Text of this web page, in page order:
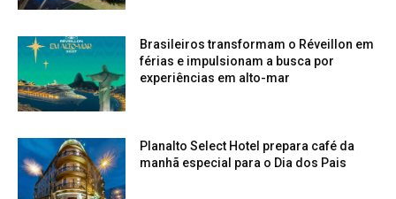
Brasileiros transformam o Réveillon em
férias e impulsionam a busca por
experiências em alto-mar
Planalto Select Hotel prepara café da
manhã especial para o Dia dos Pais